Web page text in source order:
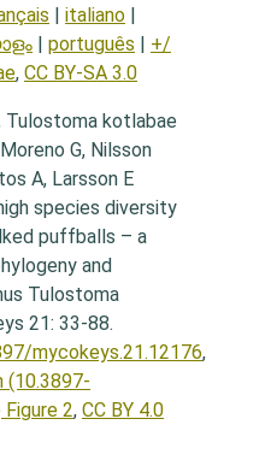
| italiano |
| português | +/
, CC BY-SA 3.0
G, Nilsson
A, Larsson E
species diversity
puffballs – a
and
Tulostoma
21: 33-88.
mycokeys.21.12176,
(10.3897-
2, CC BY 4.0